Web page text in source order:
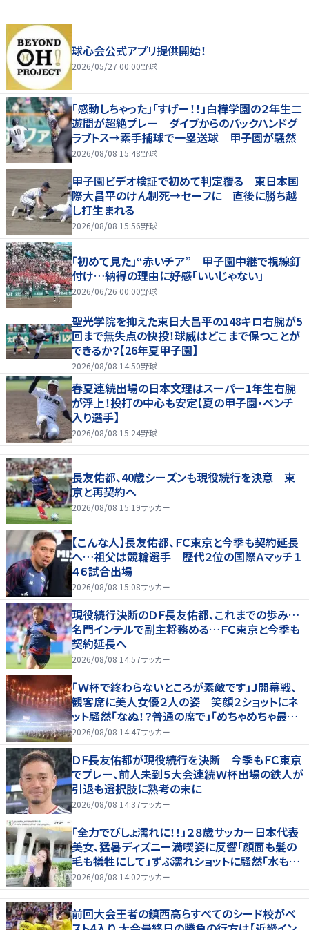
球心会公式アプリ提供開始！
2026/05/27 00:00野球
「感動しちゃった」「すげー！！」白樺学園の２年生二
遊間が超絶プレー ダイブからのバックハンドグ
ラブトス→素手捕球で一塁送球 甲子園が騒然
2026/08/08 15:48野球
甲子園ビデオ検証で初めて判定覆る 東日本国
際大昌平のけん制死→セーフに 直後に勝ち越
し打生まれる
2026/08/08 15:56野球
「初めて見た」“赤いチア” 甲子園中継で視線釘
付け…納得の理由に好感「いいじゃない」
2026/06/26 00:00野球
聖光学院を抑えた東日大昌平の148キロ右腕が5
回まで無失点の快投！球威はどこまで保つことが
できるか？【26年夏甲子園】
2026/08/08 14:50野球
春夏連続出場の日本文理はスーパー1年生右腕
が浮上！投打の中心も安定【夏の甲子園・ベンチ
入り選手】
2026/08/08 15:24野球
長友佑都、40歳シーズンも現役続行を決意 東
京と再契約へ
2026/08/08 15:19サッカー
【こんな人】長友佑都、ＦＣ東京と今季も契約延長
へ…祖父は競輪選手 歴代２位の国際Ａマッチ１
４６試合出場
2026/08/08 15:08サッカー
現役続行決断のＤＦ長友佑都、これまでの歩み…
名門インテルで副主将務める…ＦＣ東京と今季も
契約延長へ
2026/08/08 14:57サッカー
「Ｗ杯で終わらないところが素敵です」Ｊ開幕戦、
観客席に美人女優２人の姿 笑顔２ショットにネ
ット騒然「なぬ！？普通の席で」「めちゃめちゃ最上
級に可愛すぎ」
2026/08/08 14:47サッカー
ＤＦ長友佑都が現役続行を決断 今季もＦＣ東京
でプレー、前人未到５大会連続Ｗ杯出場の鉄人が
引退も選択肢に熟考の末に
2026/08/08 14:37サッカー
「全力でびしょ濡れに！！」２８歳サッカー日本代表
美女、猛暑ディズニー満喫姿に反響「顔面も髪の
毛も犠牲にして」ずぶ濡れショットに騒然「水も滴
る」「女優さんかと」
2026/08/08 14:02サッカー
前回大会王者の鎮西高らすべてのシード校がベ